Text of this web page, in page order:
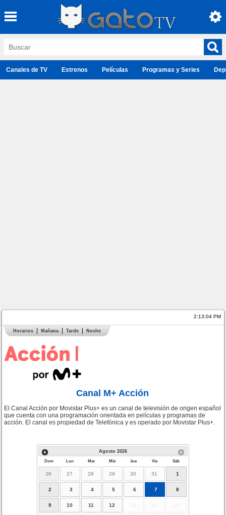
Canales de TV Estrenos Películas Programas y Series
2:13:04 PM
Horarios Mañana Tarde Noche
Canal M+ Acción
El Canal Acción por Movistar Plus+ es un canal de televisión de origen español
que cuenta con una programación orientada en películas y programas de
acción. El canal es propiedad de Telefónica y es operado por Movistar Plus+.
Agosto 2026
Dom Lun Mar Mié Jue Vie Sáb
26 27 28 29 30 31 1
2 3 4 5 6 7 8
9 10 11 12